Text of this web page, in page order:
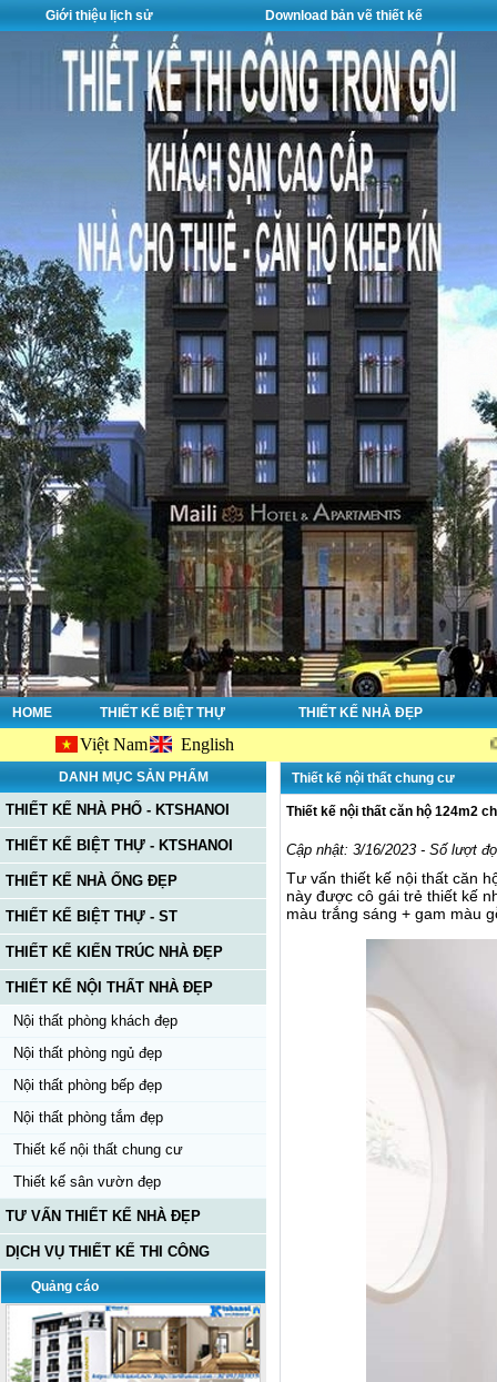
Giới thiệu lịch sử Download bản vẽ thiết kế
HOME THIẾT KẾ BIỆT THỰ THIẾT KẾ NHÀ ĐẸP
Việt Nam English Chào
DANH MỤC SẢN PHẨM
THIẾT KẾ NHÀ PHỐ - KTSHANOI
THIẾT KẾ BIỆT THỰ - KTSHANOI
THIẾT KẾ NHÀ ỐNG ĐẸP
THIẾT KẾ BIỆT THỰ - ST
THIẾT KẾ KIẾN TRÚC NHÀ ĐẸP
THIẾT KẾ NỘI THẤT NHÀ ĐẸP
Nội thất phòng khách đẹp
Nội thất phòng ngủ đẹp
Nội thất phòng bếp đẹp
Nội thất phòng tắm đẹp
Thiết kế nội thất chung cư
Thiết kế sân vườn đẹp
TƯ VẤN THIẾT KẾ NHÀ ĐẸP
DỊCH VỤ THIẾT KẾ THI CÔNG
Quảng cáo
Thiết kế nội thất chung cư
Thiết kế nội thất căn hộ 124m2
Cập nhật: 3/16/2023 - Số lượt
Tư vấn thiết kế nội thất căn
này được cô gái trẻ thiết kế
màu trắng sáng + gam màu